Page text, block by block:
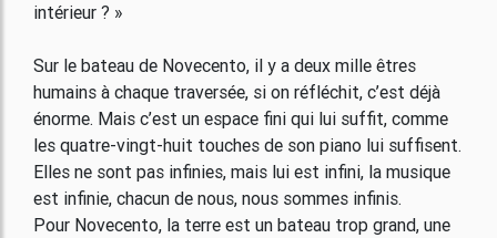
intérieur ? »
Sur le bateau de Novecento, il y a deux mille êtres
humains à chaque traversée, si on réfléchit, c’est déjà
énorme. Mais c’est un espace fini qui lui suffit, comme
les quatre-vingt-huit touches de son piano lui suffisent.
Elles ne sont pas infinies, mais lui est infini, la musique
est infinie, chacun de nous, nous sommes infinis.
Pour Novecento, la terre est un bateau trop grand, une